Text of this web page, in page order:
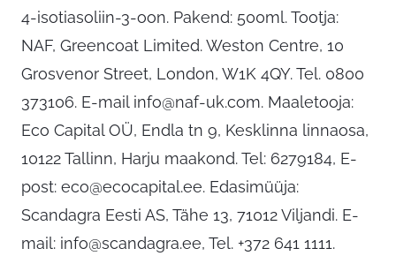
4-isotiasoliin-3-oon. Pakend: 500ml. Tootja:
NAF, Greencoat Limited. Weston Centre, 10
Grosvenor Street, London, W1K 4QY. Tel. 0800
373106. E-mail info@naf-uk.com. Maaletooja:
Eco Capital OÜ, Endla tn 9, Kesklinna linnaosa,
10122 Tallinn, Harju maakond. Tel: 6279184, E-
post: eco@ecocapital.ee. Edasimüüja:
Scandagra Eesti AS, Tähe 13, 71012 Viljandi. E-
mail: info@scandagra.ee, Tel. +372 641 1111.